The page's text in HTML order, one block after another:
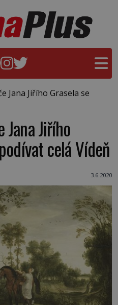
Jana Jiřího Grasela se
Jana Jiřího
celá Vídeň
3.6.2020